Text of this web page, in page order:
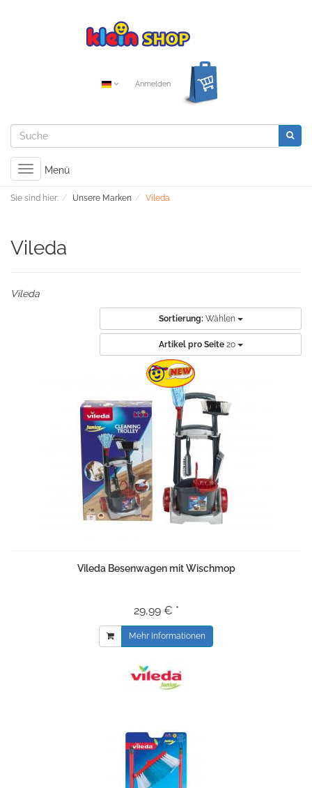
Anmelden
Toggle
navigation
Menü
Sie sind hier: Unsere Marken Vileda
Vileda
Vileda
Sortierung: Wählen
Artikel pro Seite 20
Vileda Besenwagen mit Wischmop
29,99 € *
Mehr Informationen